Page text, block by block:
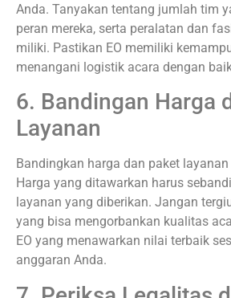
Anda. Tanyakan tentang jumlah tim
peran mereka, serta peralatan dan
miliki. Pastikan EO memiliki
menangani logistik acara dengan
6. Bandingan Harga
Layanan
Bandingkan harga dan paket layanan
Harga yang ditawarkan harus
layanan yang diberikan. Jangan
yang bisa mengorbankan kualitas
EO yang menawarkan nilai terbaik
anggaran Anda.